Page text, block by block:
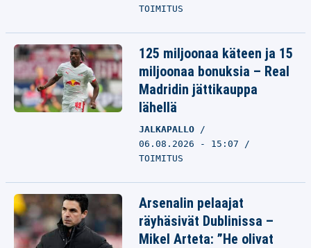
TOIMITUS
125 miljoonaa käteen ja 15
miljoonaa bonuksia – Real
Madridin jättikauppa
lähellä
JALKAPALLO
06.08.2026 - 15:07
TOIMITUS
Arsenalin pelaajat
räyhäsivät Dublinissa –
Mikel Arteta: ”He olivat